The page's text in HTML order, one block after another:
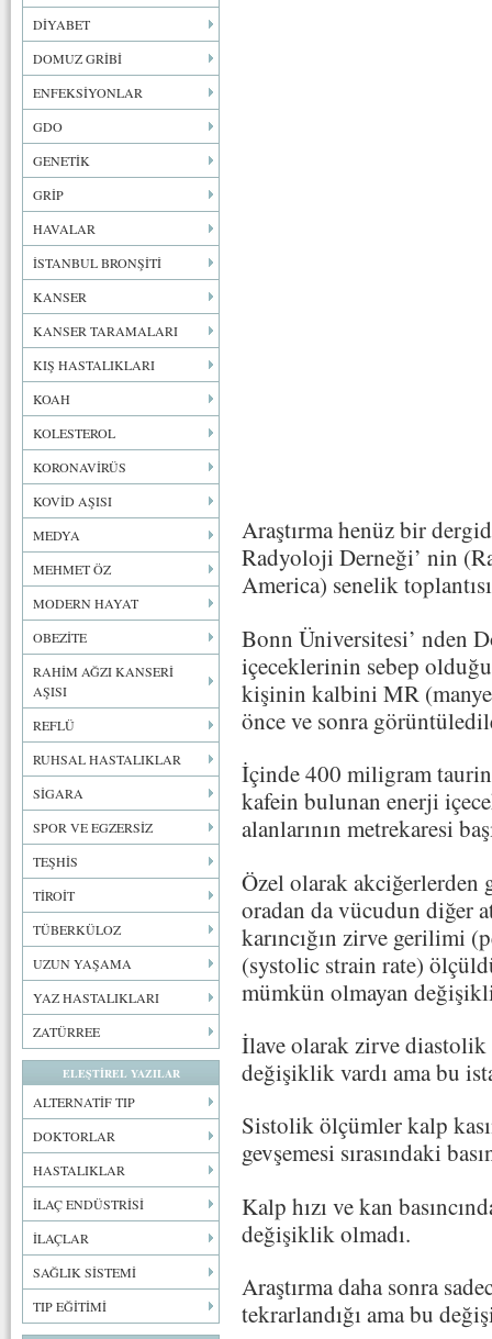
DİYABET
DOMUZ GRİBİ
ENFEKSİYONLAR
GDO
GENETİK
GRİP
HAVALAR
İSTANBUL BRONŞİTİ
KANSER
KANSER TARAMALARI
KIŞ HASTALIKLARI
KOAH
KOLESTEROL
KORONAVİRÜS
KOVİD AŞISI
MEDYA
MEHMET ÖZ
MODERN HAYAT
OBEZİTE
RAHİM AĞZI KANSERİ
AŞISI
REFLÜ
RUHSAL HASTALIKLAR
SİGARA
SPOR VE EGZERSİZ
TEŞHİS
TİROİT
TÜBERKÜLOZ
UZUN YAŞAMA
YAZ HASTALIKLARI
ZATÜRREE
ELEŞTİREL YAZILAR
ALTERNATİF TIP
DOKTORLAR
HASTALIKLAR
İLAÇ ENDÜSTRİSİ
İLAÇLAR
SAĞLIK SİSTEMİ
TIP EĞİTİMİ
Araştırma henüz bir
Radyoloji Derneği’ nin
America) senelik
Bonn Üniversitesi’ nden
içeceklerinin sebep
kişinin kalbini MR
önce ve sonra
İçinde 400 miligram
kafein bulunan enerji
alanlarının metrekaresi
Özel olarak akciğerlerden
oradan da vücudun diğer
karıncığın zirve gerilimi
(systolic strain rate)
mümkün olmayan
İlave olarak zirve
değişiklik vardı ama bu
Sistolik ölçümler kalp
gevşemesi sırasındaki
Kalp hızı ve kan
değişiklik olmadı.
Araştırma daha sonra
tekrarlandığı ama bu